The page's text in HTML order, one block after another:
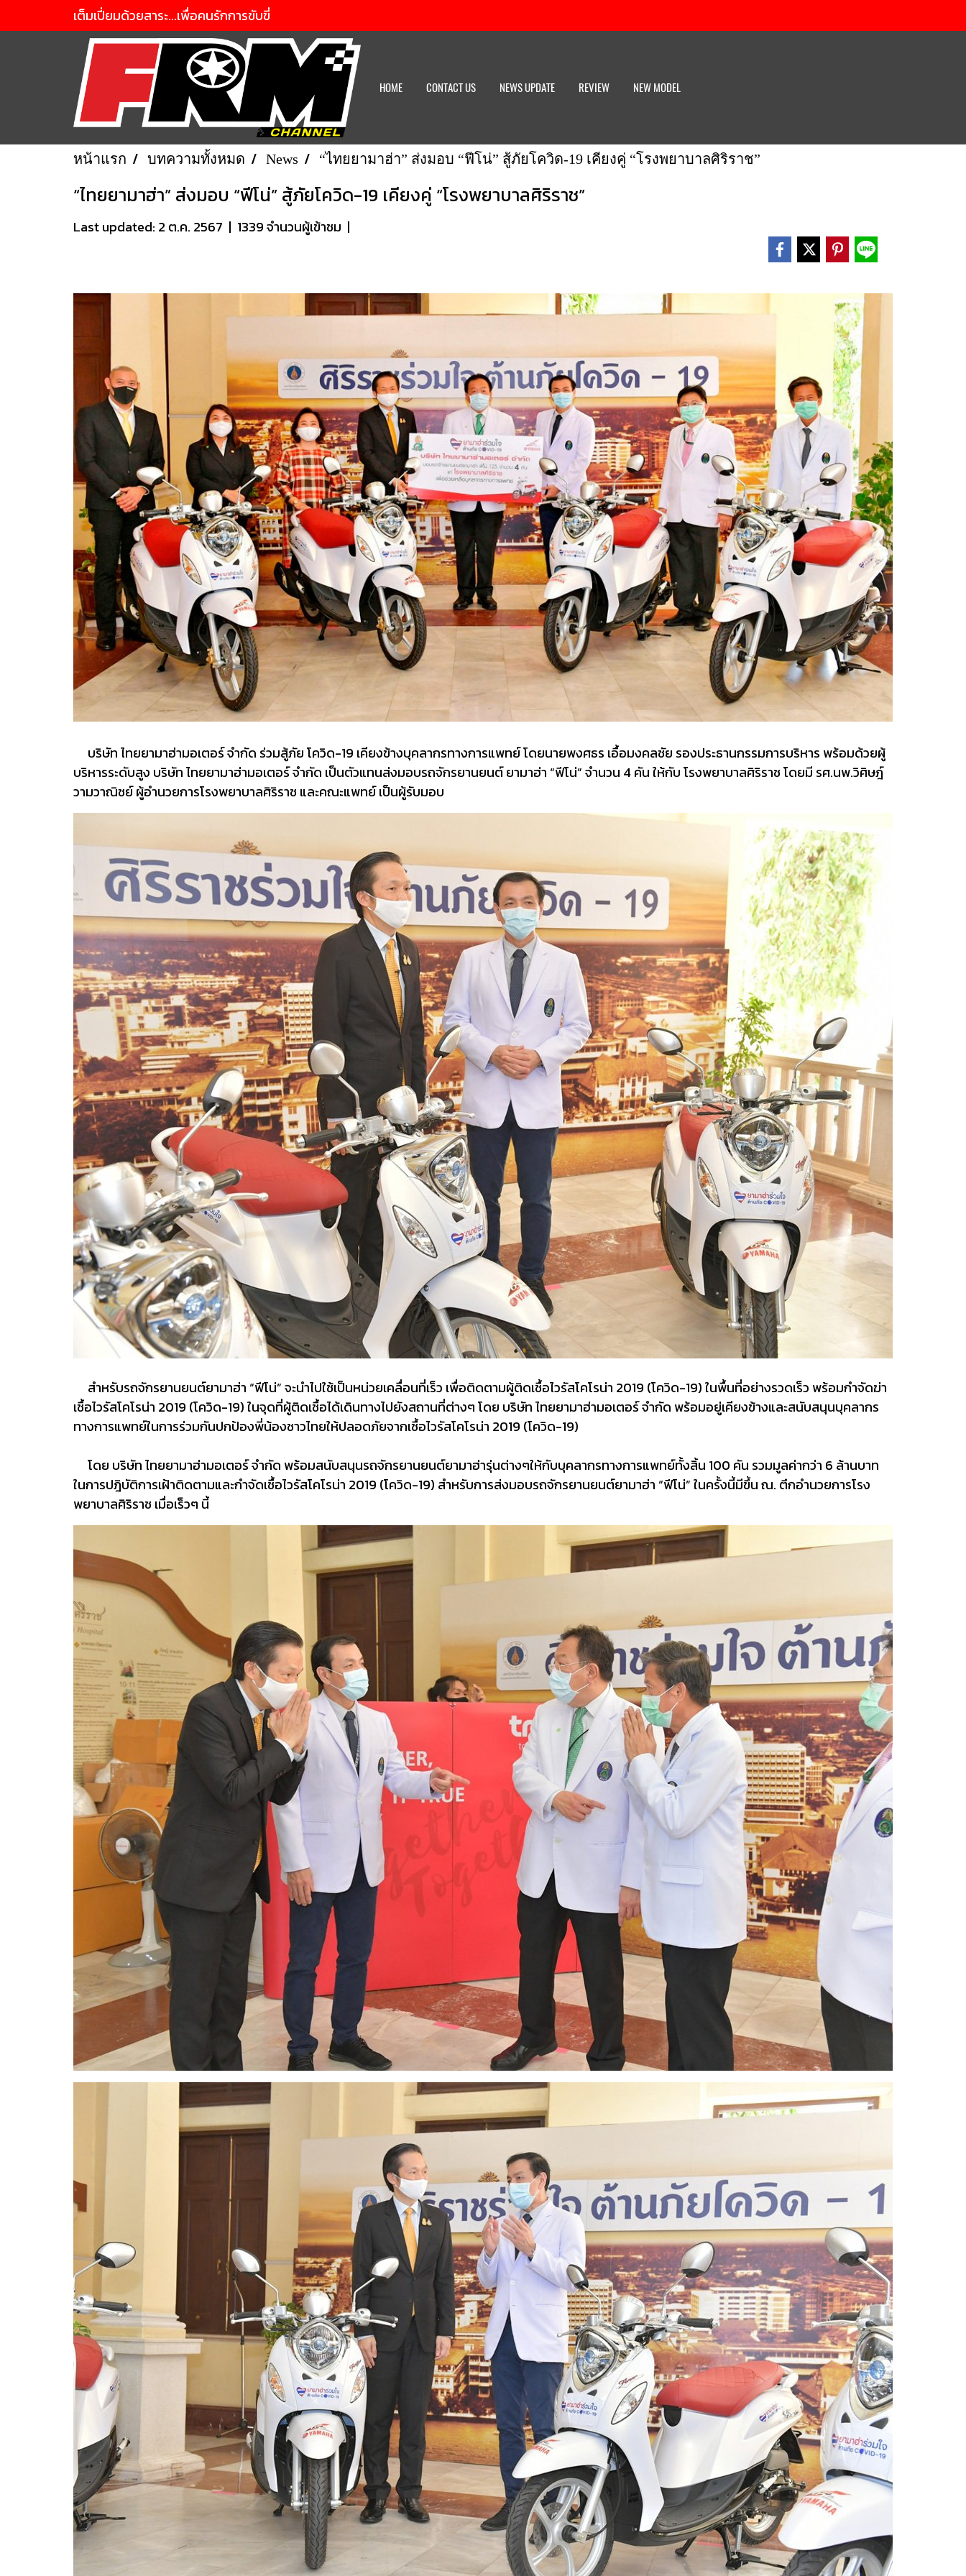
เต็มเปี่ยมด้วยสาระ...เพื่อคนรักการขับขี่
HOME CONTACT US NEWS UPDATE REVIEW NEW MODEL
หน้าแรก บทความทั้งหมด News “ไทยยามาฮ่า” ส่งมอบ “ฟีโน่” สู้ภัยโควิด-19 เคียงคู่ “โรงพยาบาลศิริราช”
“ไทยยามาฮ่า” ส่งมอบ “ฟีโน่” สู้ภัยโควิด-19 เคียงคู่ “โรงพยาบาลศิริราช”
Last updated: 2 ต.ค. 2567 | 1339 จำนวนผู้เข้าชม |
บริษัท ไทยยามาฮ่ามอเตอร์ จำกัด ร่วมสู้ภัย โควิด-19 เคียงข้างบุคลากรทางการแพทย์ โดยนายพงศธร เอื้อมงคลชัย รองประธานกรรมการบริหาร พร้อมด้วยผู้
บริหารระดับสูง บริษัท ไทยยามาฮ่ามอเตอร์ จำกัด เป็นตัวแทนส่งมอบรถจักรยานยนต์ ยามาฮ่า “ฟีโน่” จำนวน 4 คัน ให้กับ โรงพยาบาลศิริราช โดยมี รศ.นพ.วิศิษฎ์
วามวาณิชย์ ผู้อำนวยการโรงพยาบาลศิริราช และคณะแพทย์ เป็นผู้รับมอบ
สำหรับรถจักรยานยนต์ยามาฮ่า “ฟีโน่” จะนำไปใช้เป็นหน่วยเคลื่อนที่เร็ว เพื่อติดตามผู้ติดเชื้อไวรัสโคโรน่า 2019 (โควิด-19) ในพื้นที่อย่างรวดเร็ว พร้อมกำจัดฆ่า
เชื้อไวรัสโคโรน่า 2019 (โควิด-19) ในจุดที่ผู้ติดเชื้อได้เดินทางไปยังสถานที่ต่างๆ โดย บริษัท ไทยยามาฮ่ามอเตอร์ จำกัด พร้อมอยู่เคียงข้างและสนับสนุนบุคลากร
ทางการแพทย์ในการร่วมกันปกป้องพี่น้องชาวไทยให้ปลอดภัยจากเชื้อไวรัสโคโรน่า 2019 (โควิด-19)
โดย บริษัท ไทยยามาฮ่ามอเตอร์ จำกัด พร้อมสนับสนุนรถจักรยานยนต์ยามาฮ่ารุ่นต่างๆให้กับบุคลากรทางการแพทย์ทั้งสิ้น 100 คัน รวมมูลค่ากว่า 6 ล้านบาท
ในการปฎิบัติการเฝ้าติดตามและกำจัดเชื้อไวรัสโคโรน่า 2019 (โควิด-19) สำหรับการส่งมอบรถจักรยานยนต์ยามาฮ่า “ฟีโน่” ในครั้งนี้มีขึ้น ณ. ตึกอำนวยการโรง
พยาบาลศิริราช เมื่อเร็วๆ นี้